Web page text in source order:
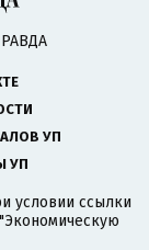
УП
УП
условии ссылки